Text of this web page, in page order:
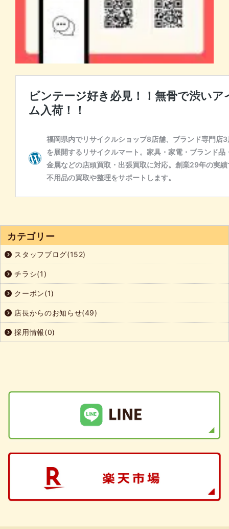
カテゴリー
スタッフブログ(152)
チラシ(1)
クーポン(1)
店長からのお知らせ(49)
採用情報(0)